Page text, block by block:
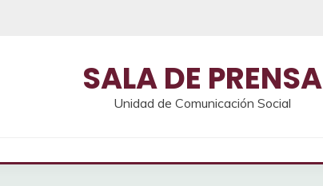
SALA DE PRENSA
Unidad de Comunicación Social